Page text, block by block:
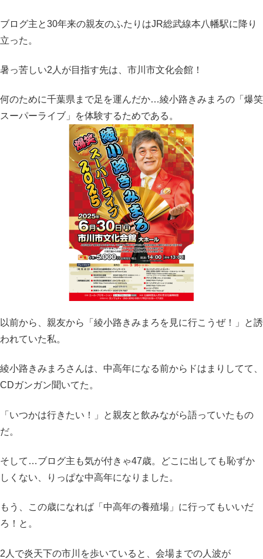
ブログ主と30年来の親友のふたりはJR総武線本八幡駅に降り
立った。
暑っ苦しい2人が目指す先は、市川市文化会館！
何のために千葉県まで足を運んだか…綾小路きみまろの「爆笑
スーパーライブ」を体験するためである。
以前から、親友から「綾小路きみまろを見に行こうぜ！」と誘
われていた私。
綾小路きみまろさんは、中高年になる前からドはまりしてて、
CDガンガン聞いてた。
「いつかは行きたい！」と親友と飲みながら語っていたもの
だ。
そして…ブログ主も気が付きゃ47歳。どこに出しても恥ずか
しくない、りっぱな中高年になりました。
もう、この歳になれば「中高年の養殖場」に行ってもいいだ
ろ！と。
2人で炎天下の市川を歩いていると、会場までの人波が